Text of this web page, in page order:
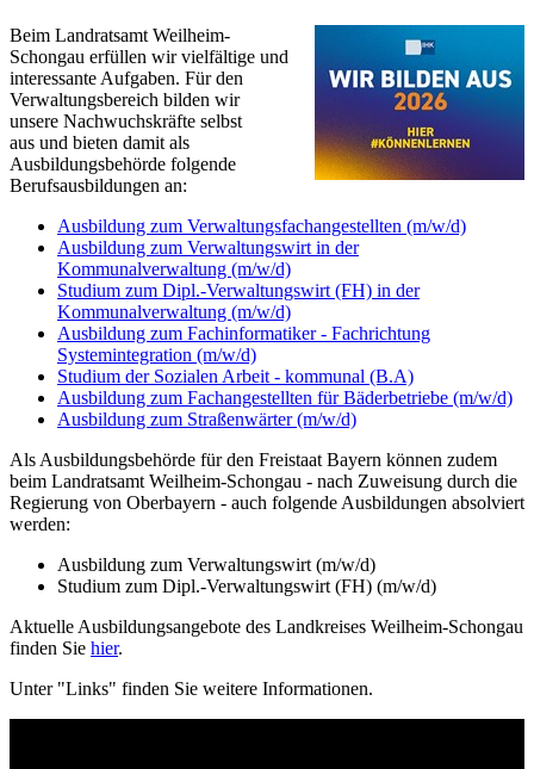
Beim Landratsamt Weilheim-
Schongau erfüllen wir vielfältige und
interessante Aufgaben. Für den
Verwaltungsbereich bilden wir
unsere Nachwuchskräfte selbst
aus und bieten damit als
Ausbildungsbehörde folgende
Berufsausbildungen an:
Ausbildung zum Verwaltungsfachangestellten (m/w/d)
Ausbildung zum Verwaltungswirt in der
Kommunalverwaltung (m/w/d)
Studium zum Dipl.-Verwaltungswirt (FH) in der
Kommunalverwaltung (m/w/d)
Ausbildung zum Fachinformatiker - Fachrichtung
Systemintegration (m/w/d)
Studium der Sozialen Arbeit - kommunal (B.A)
Ausbildung zum Fachangestellten für Bäderbetriebe (m/w/d)
Ausbildung zum Straßenwärter (m/w/d)
Als Ausbildungsbehörde für den Freistaat Bayern können zudem
beim Landratsamt Weilheim-Schongau - nach Zuweisung durch die
Regierung von Oberbayern - auch folgende Ausbildungen absolviert
werden:
Ausbildung zum Verwaltungswirt (m/w/d)
Studium zum Dipl.-Verwaltungswirt (FH) (m/w/d)
Aktuelle Ausbildungsangebote des Landkreises Weilheim-Schongau
finden Sie hier.
Unter "Links" finden Sie weitere Informationen.